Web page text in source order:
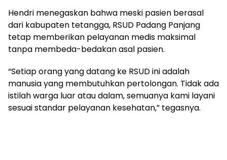
Hendri menegaskan bahwa meski pasien berasal
dari kabupaten tetangga, RSUD Padang Panjang
tetap memberikan pelayanan medis maksimal
tanpa membeda-bedakan asal pasien.
“Setiap orang yang datang ke RSUD ini adalah
manusia yang membutuhkan pertolongan. Tidak ada
istilah warga luar atau dalam, semuanya kami layani
sesuai standar pelayanan kesehatan,” tegasnya.